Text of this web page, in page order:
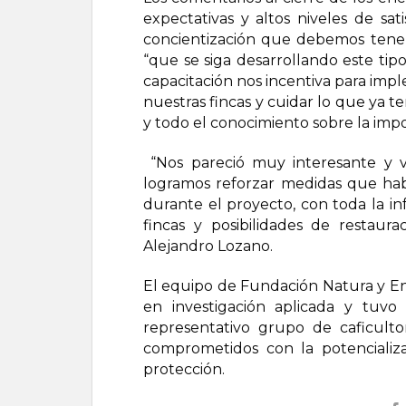
expectativas y altos niveles de
concientización que debemos
“que se siga desarrollando este
capacitación nos incentiva para
nuestras fincas y cuidar lo que ya
y todo el conocimiento sobre la
“Nos pareció muy interesante y
logramos reforzar medidas que
durante el proyecto, con toda la
fincas y posibilidades de
Alejandro Lozano.
El equipo de Fundación Natura y
en investigación aplicada y
representativo grupo de
comprometidos con la
protección.